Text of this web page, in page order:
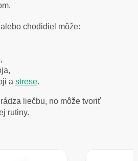
chodidiel môže:
a strese.
liečbu, no môže tvoriť
rutiny.